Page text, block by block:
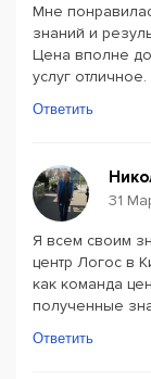
Мне
знаний и
Цена вполне
услуг отличное.
Ответить
31
Я всем своим
центр Логос в
как команда
полученные
Ответить